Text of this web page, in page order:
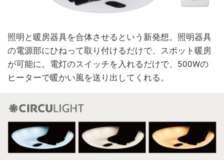
照明と暖房器具を合体させるという新発想。照明器具
の電源部にひねって取り付けるだけで、スポット暖房
が可能に。電灯のスイッチを入れるだけで、500Wの
ヒーターで暖かい風を送り出してくれる。